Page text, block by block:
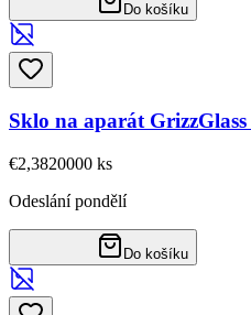
Do košíku
Sklo na aparát
€2,3820000 ks
Odeslání pondělí
Do košíku